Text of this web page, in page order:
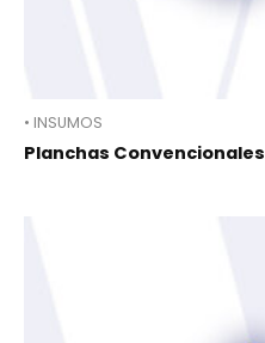
• INSUMOS
Planchas Convencionales